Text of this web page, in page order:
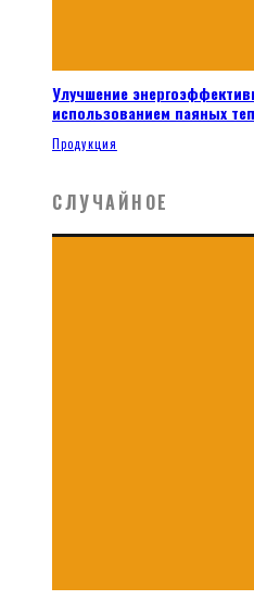
Улучшение
использованием паяных
Продукция
СЛУЧАЙНОЕ